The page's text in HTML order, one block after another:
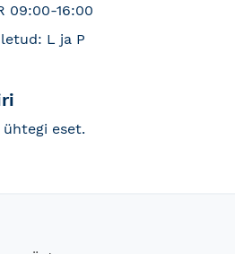
09:00-16:00
L ja P
eset.